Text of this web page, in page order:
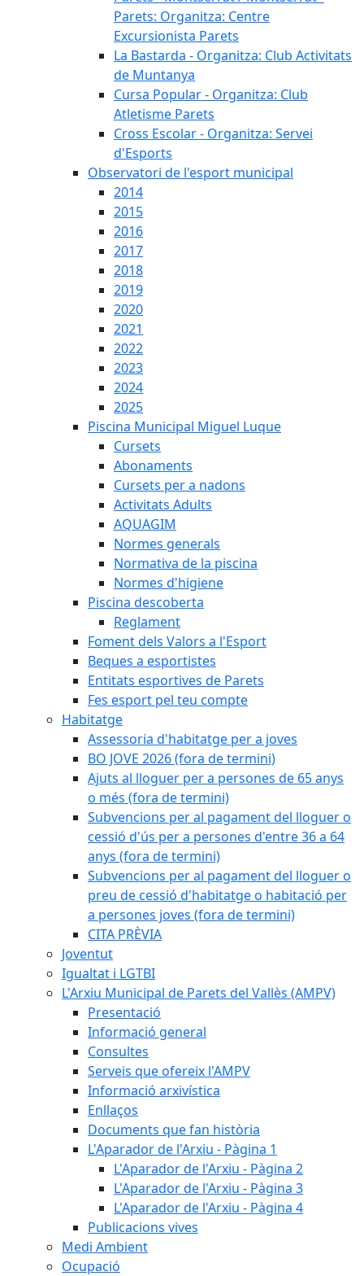
Parets: Organitza: Centre
Excursionista Parets
La Bastarda - Organitza: Club Activitats
de Muntanya
Cursa Popular - Organitza: Club
Atletisme Parets
Cross Escolar - Organitza: Servei
d'Esports
Observatori de l'esport municipal
2014
2015
2016
2017
2018
2019
2020
2021
2022
2023
2024
2025
Piscina Municipal Miguel Luque
Cursets
Abonaments
Cursets per a nadons
Activitats Adults
AQUAGIM
Normes generals
Normativa de la piscina
Normes d'higiene
Piscina descoberta
Reglament
Foment dels Valors a l'Esport
Beques a esportistes
Entitats esportives de Parets
Fes esport pel teu compte
Habitatge
Assessoria d'habitatge per a joves
BO JOVE 2026 (fora de termini)
Ajuts al lloguer per a persones de 65 anys
o més (fora de termini)
Subvencions per al pagament del lloguer o
cessió d'ús per a persones d'entre 36 a 64
anys (fora de termini)
Subvencions per al pagament del lloguer o
preu de cessió d'habitatge o habitació per
a persones joves (fora de termini)
CITA PRÈVIA
Joventut
Igualtat i LGTBI
L'Arxiu Municipal de Parets del Vallès (AMPV)
Presentació
Informació general
Consultes
Serveis que ofereix l'AMPV
Informació arxivística
Enllaços
Documents que fan història
L'Aparador de l'Arxiu - Pàgina 1
L'Aparador de l'Arxiu - Pàgina 2
L'Aparador de l'Arxiu - Pàgina 3
L'Aparador de l'Arxiu - Pàgina 4
Publicacions vives
Medi Ambient
Ocupació